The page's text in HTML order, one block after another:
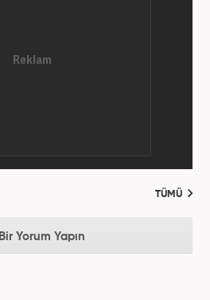
TÜMÜ
Bir Yorum Yapın